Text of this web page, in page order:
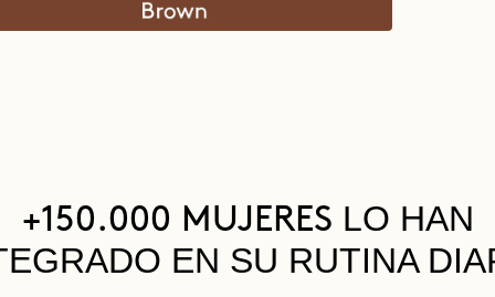
+150.000 MUJERES LO HAN
EN SU RUTINA